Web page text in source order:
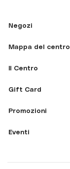
Negozi
Mappa del centro
Il Centro
Gift Card
Promozioni
Eventi